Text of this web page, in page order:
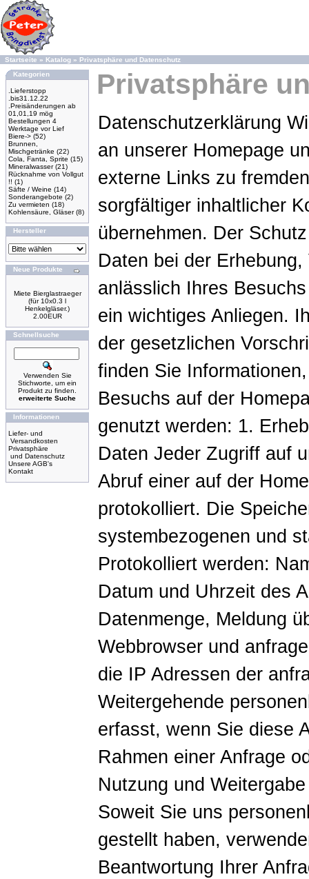
Startseite » Katalog » Privatsphäre und Datenschutz
Kategorien
.Lieferstopp
.bis31.12.22
.Preisänderungen ab
01,01,19 mög
Bestellungen 4
Werktage vor Lief
Biere-> (52)
Brunnen,
Mischgetränke (22)
Cola, Fanta, Sprite (15)
Mineralwasser(21)
Rücknahme von Vollgut
!! (1)
Säfte / Weine (14)
Sonderangebote (2)
Zu vermieten (18)
Kohlensäure, Gläser(8)
Hersteller
Neue Produkte
Miete Bierglastraeger
(für 10x0.3 l
Henkelgläser.)
2.00EUR
Schnellsuche
Verwenden Sie
Stichworte, um ein
Produkt zu finden.
erweiterte Suche
Informationen
Liefer- und
Versandkosten
Privatsphäre
und Datenschutz
Unsere AGB's
Kontakt
Privatsphäre
Datenschutzerklärung
an unserer Homepage
externe Links zu
sorgfältiger inhaltlicher
übernehmen. Der
Daten bei der
anlässlich Ihres
ein wichtiges Anliegen.
der gesetzlichen
finden Sie
Besuchs auf der
genutzt werden: 1.
Daten Jeder Zugriff auf
Abruf einer auf der
protokolliert. Die
systembezogenen und
Protokolliert werden:
Datum und Uhrzeit des
Datenmenge, Meldung
Webbrowser und
die IP Adressen der
Weitergehende
erfasst, wenn Sie diese
Rahmen einer Anfrage
Nutzung und
Soweit Sie uns
gestellt haben,
Beantwortung Ihrer